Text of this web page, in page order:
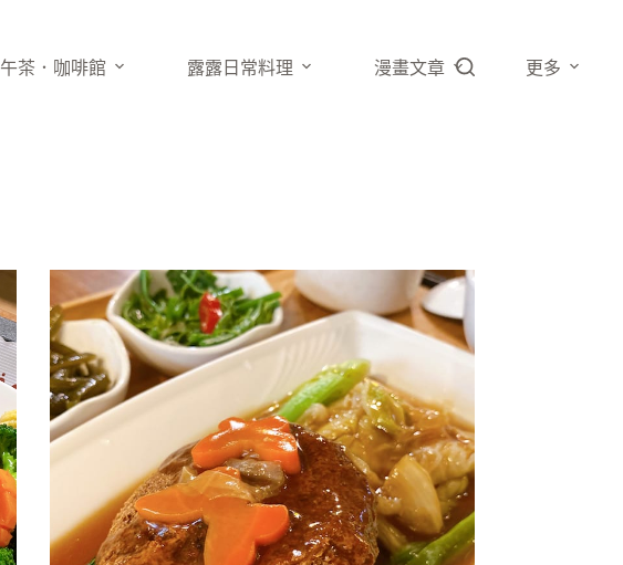
午茶．咖啡館 露露日常料理 漫畫文章 更多